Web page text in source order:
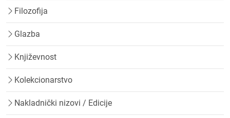
Filozofija
Glazba
Književnost
Kolekcionarstvo
Nakladnički nizovi / Edicije